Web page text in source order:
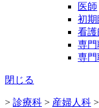
医師
初期
看護
専門
専門
閉じる
> 診療科 > 産婦人科 >